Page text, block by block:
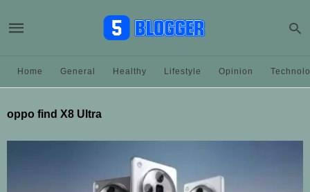
Home General Healthy Lifestyle Opinion
oppo find X8 Ultra